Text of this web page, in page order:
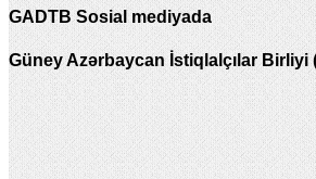
GADTB Sosial mediyada
Güney Azərbaycan İstiqlalçılar Birliyi